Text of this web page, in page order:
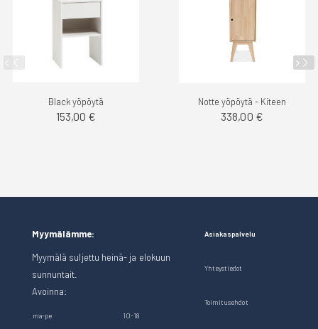
Black yöpöytä
153,00 €
Notte yöpöytä - Kiteen
338,00 €
Myymälämme:
Myymälä suljettu heinä- ja elokuun
sunnuntait.
Avoinna:
ma-pe 10-18
Asiakaspalvelu
Yhteystiedot
Toimitusehdot